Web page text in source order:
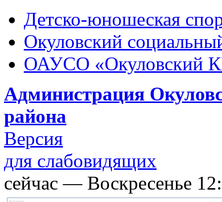
Детско-юношеская
Окуловский
ОАУСО «Окуловский
Администрация
района
Версия
для слабовидящих
сейчас — Воскресенье